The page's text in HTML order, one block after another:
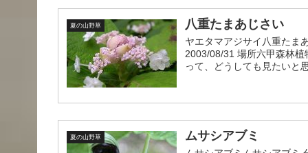
夏の山野草 八重たまあじさい
ヤエタマアジサイ八重たま
2003/08/31 場所六甲森林
って、どうしても見たいと
夏の山野草 ムサシアブミ